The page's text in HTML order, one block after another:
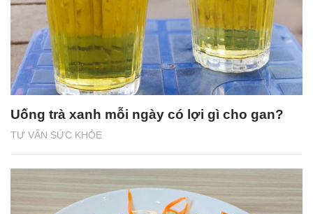
TƯ VẤN SỨC KHỎE
Uống trà xanh mỗi ngày có lợi gì cho gan?